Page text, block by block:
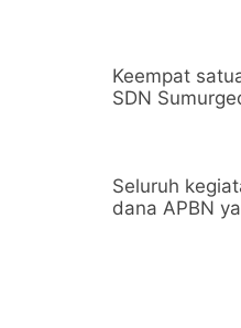
Keempat
SDN
Seluruh
dana APBN